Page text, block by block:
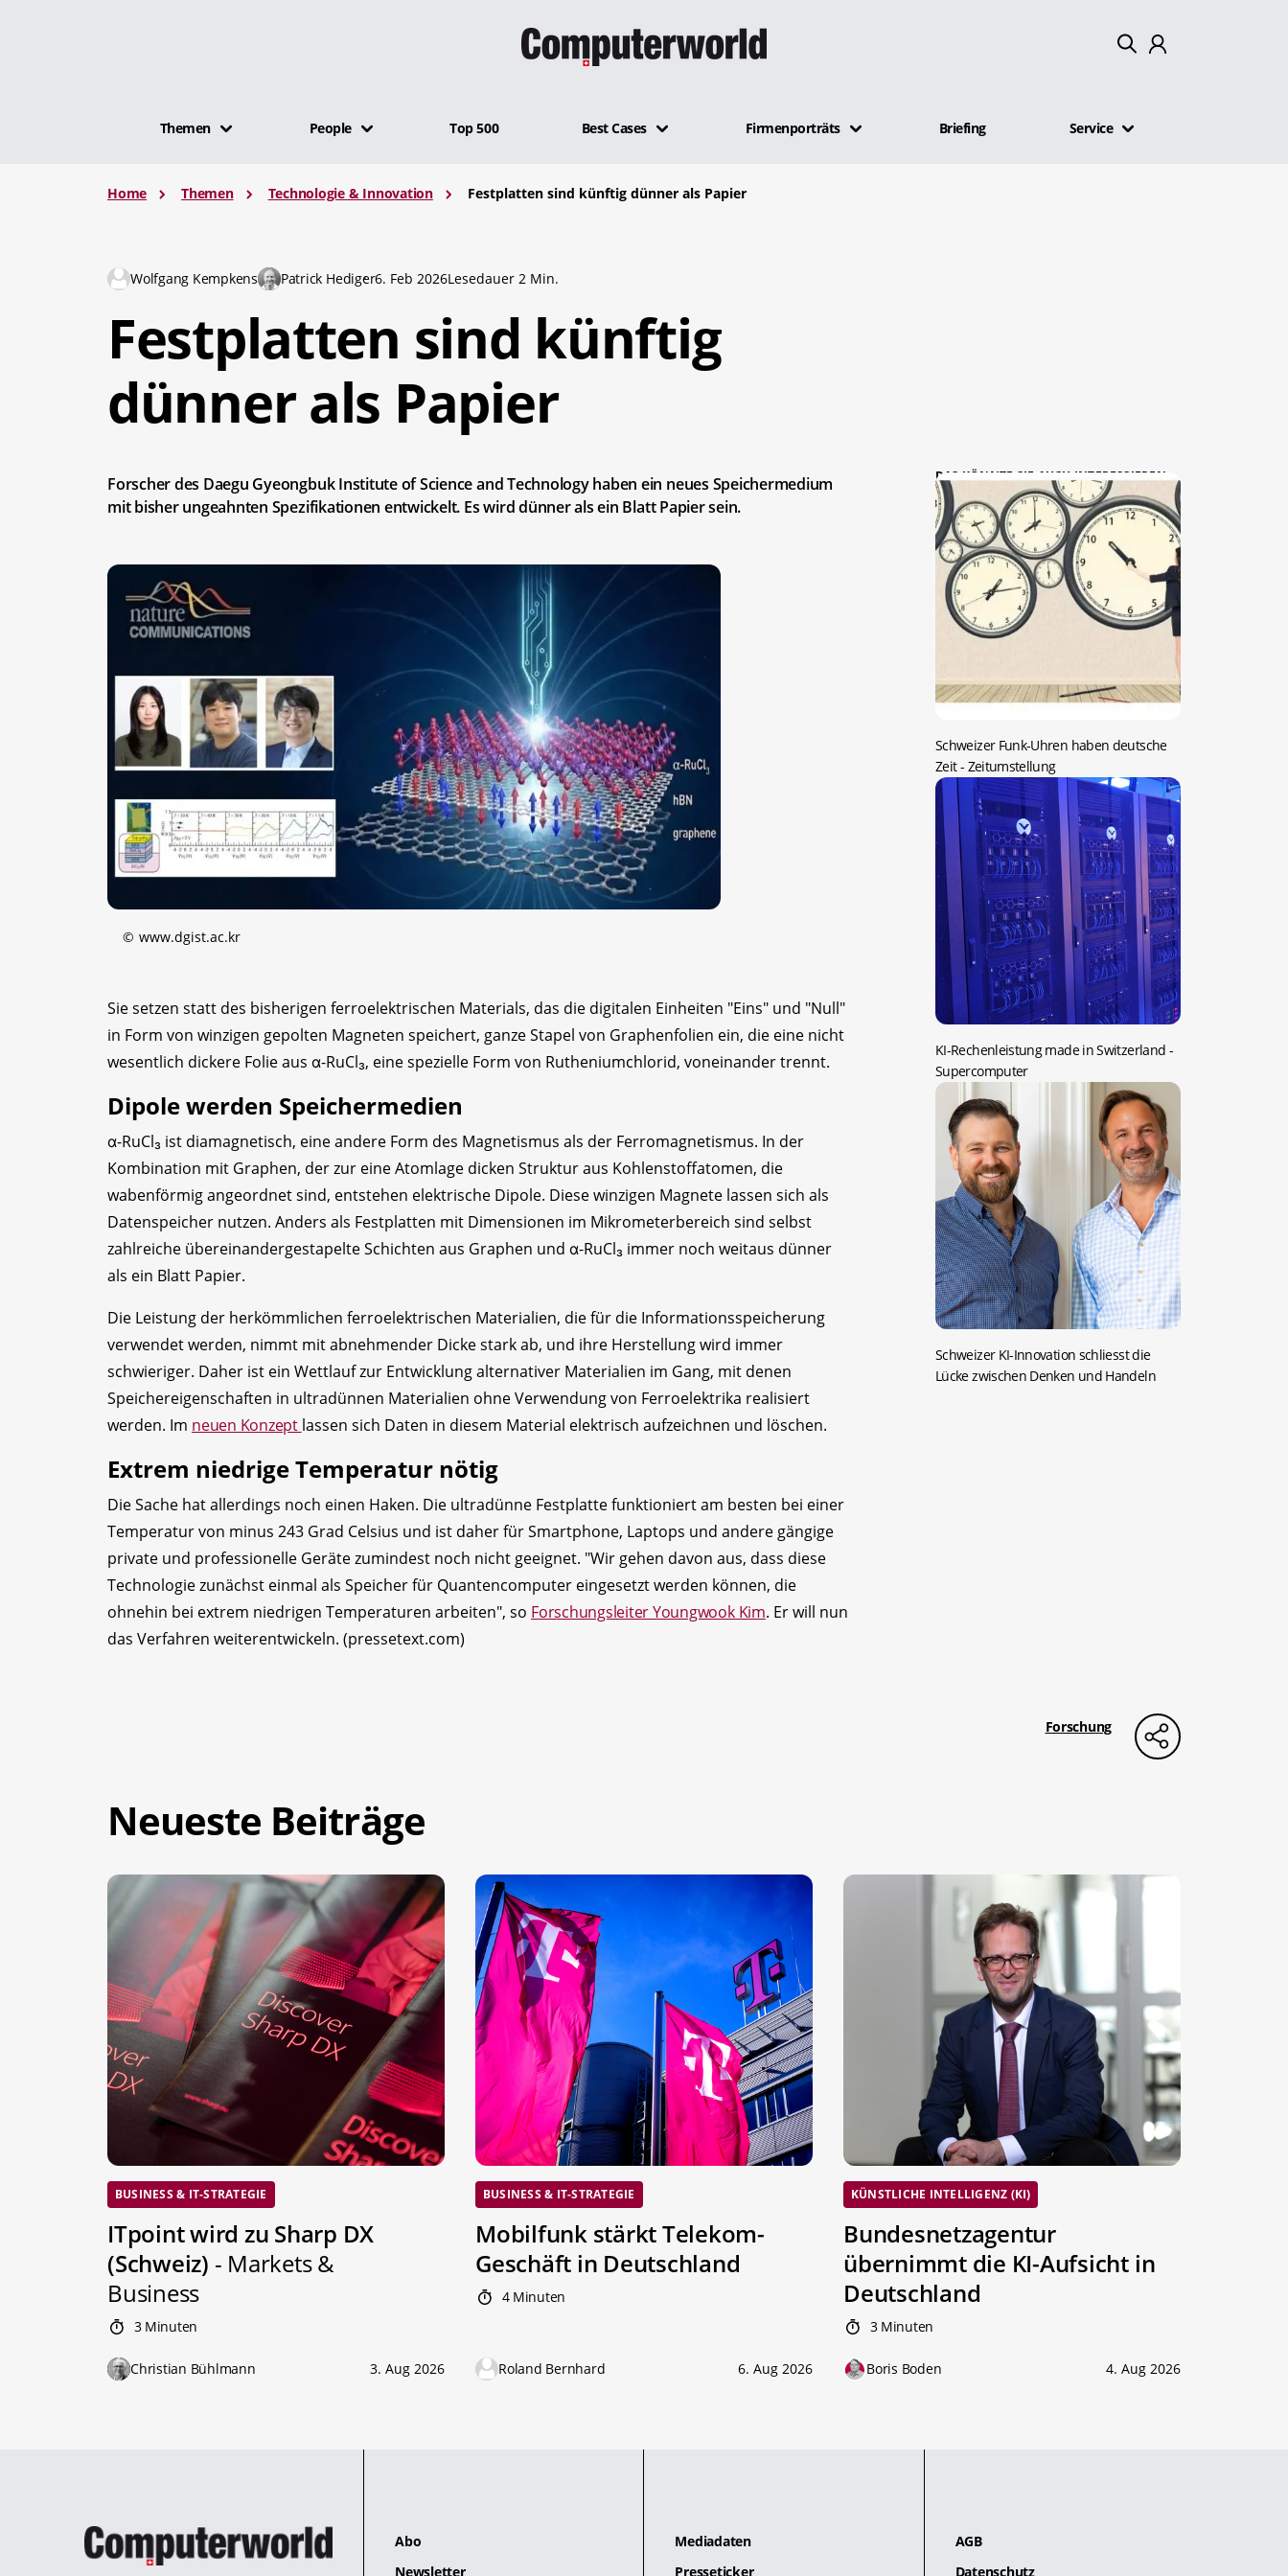
Themen People Top 500 Best Cases Firmenporträts Briefing Service
Home Themen Technologie & Innovation Festplatten sind künftig dünner als Papier
Wolfgang Kempkens Patrick Hediger6. Feb 2026Lesedauer 2 Min.
Festplatten sind künftig
dünner als Papier
Forscher des Daegu Gyeongbuk Institute of Science and Technology haben ein neues Speichermedium
mit bisher ungeahnten Spezifikationen entwickelt. Es wird dünner als ein Blatt Papier sein.
© www.dgist.ac.kr
Sie setzen statt des bisherigen ferroelektrischen Materials, das die digitalen Einheiten "Eins" und "Null"
in Form von winzigen gepolten Magneten speichert, ganze Stapel von Graphenfolien ein, die eine nicht
wesentlich dickere Folie aus α-RuCl₃, eine spezielle Form von Rutheniumchlorid, voneinander trennt.
Dipole werden Speichermedien
α-RuCl₃ ist diamagnetisch, eine andere Form des Magnetismus als der Ferromagnetismus. In der
Kombination mit Graphen, der zur eine Atomlage dicken Struktur aus Kohlenstoffatomen, die
wabenförmig angeordnet sind, entstehen elektrische Dipole. Diese winzigen Magnete lassen sich als
Datenspeicher nutzen. Anders als Festplatten mit Dimensionen im Mikrometerbereich sind selbst
zahlreiche übereinandergestapelte Schichten aus Graphen und α-RuCl₃ immer noch weitaus dünner
als ein Blatt Papier.
Die Leistung der herkömmlichen ferroelektrischen Materialien, die für die Informationsspeicherung
verwendet werden, nimmt mit abnehmender Dicke stark ab, und ihre Herstellung wird immer
schwieriger. Daher ist ein Wettlauf zur Entwicklung alternativer Materialien im Gang, mit denen
Speichereigenschaften in ultradünnen Materialien ohne Verwendung von Ferroelektrika realisiert
werden. Im neuen Konzept lassen sich Daten in diesem Material elektrisch aufzeichnen und löschen.
Extrem niedrige Temperatur nötig
Die Sache hat allerdings noch einen Haken. Die ultradünne Festplatte funktioniert am besten bei einer
Temperatur von minus 243 Grad Celsius und ist daher für Smartphone, Laptops und andere gängige
private und professionelle Geräte zumindest noch nicht geeignet. "Wir gehen davon aus, dass diese
Technologie zunächst einmal als Speicher für Quantencomputer eingesetzt werden können, die
ohnehin bei extrem niedrigen Temperaturen arbeiten", so Forschungsleiter Youngwook Kim. Er will nun
das Verfahren weiterentwickeln. (pressetext.com)
DAS KÖNNTE SIE AUCH INTERESSIEREN:
Schweizer Funk-Uhren haben deutsche
Zeit- Zeitumstellung
KI-Rechenleistung made in Switzerland -
Supercomputer
Schweizer KI-Innovation schliesst die
Lücke zwischen Denken und Handeln
Forschung
Neueste Beiträge
BUSINESS & IT-STRATEGIE
ITpoint wird zu Sharp DX
(Schweiz) - Markets &
Business
3 Minuten
Christian Bühlmann 3. Aug 2026
BUSINESS & IT-STRATEGIE
Mobilfunk stärkt Telekom-
Geschäft in Deutschland
4 Minuten
Roland Bernhard 6. Aug 2026
KÜNSTLICHE INTELLIGENZ (KI)
Bundesnetzagentur
übernimmt die KI-Aufsicht in
Deutschland
3 Minuten
Boris Boden 4. Aug 2026
Abo
Newsletter
Mediadaten
Presseticker
AGB
Datenschutz